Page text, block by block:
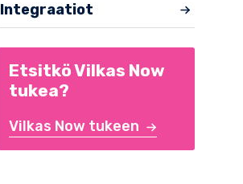
Integraatiot
Etsitkö Vilkas Now
tukea?
Vilkas Now tukeen